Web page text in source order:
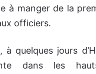
à manger de la
officiers.
à quelques jours
dans les